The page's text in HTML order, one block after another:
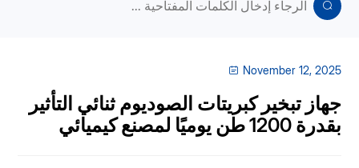
November 12, 2025
جهاز تبخير كبريتات الصوديوم ثنائي التأثير
بقدرة 1200 طن يوميًا لمصنع كيميائي